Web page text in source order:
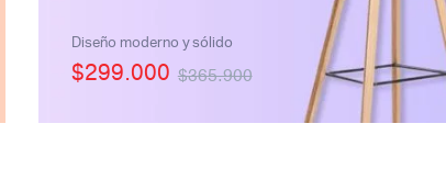
Diseño moderno y sólido
$365.900
$299.000